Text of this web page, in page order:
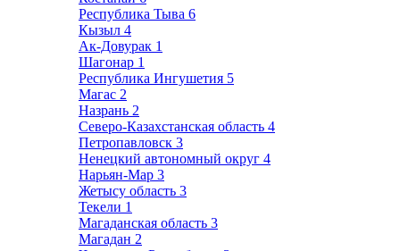
Республика Тыва 6
Кызыл 4
Ак-Довурак 1
Шагонар 1
Республика Ингушетия 5
Магас 2
Назрань 2
Северо-Казахстанская область 4
Петропавловск 3
Ненецкий автономный округ 4
Нарьян-Мар 3
Жетысу область 3
Текели 1
Магаданская область 3
Магадан 2